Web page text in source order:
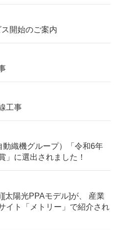
開始のご案内
工事
織機グループ）「令和6年
に選出されました！
太陽光PPAモデル]が、 産業
イト「メトリー」で紹介され